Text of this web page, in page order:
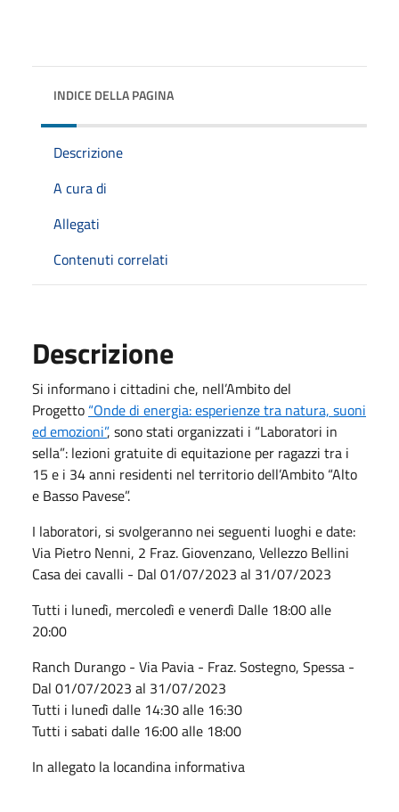
INDICE DELLA PAGINA
Descrizione
A cura di
Allegati
Contenuti correlati
Descrizione
Si informano i cittadini che, nell’Ambito del
Progetto “Onde di energia: esperienze tra natura, suoni
ed emozioni”, sono stati organizzati i “Laboratori in
sella”: lezioni gratuite di equitazione per ragazzi tra i
15 e i 34 anni residenti nel territorio dell’Ambito “Alto
e Basso Pavese”.
I laboratori, si svolgeranno nei seguenti luoghi e date:
Via Pietro Nenni, 2 Fraz. Giovenzano, Vellezzo Bellini
Casa dei cavalli - Dal 01/07/2023 al 31/07/2023
Tutti i lunedì, mercoledì e venerdì Dalle 18:00 alle
20:00
Ranch Durango - Via Pavia - Fraz. Sostegno, Spessa -
Dal 01/07/2023 al 31/07/2023
Tutti i lunedì dalle 14:30 alle 16:30
Tutti i sabati dalle 16:00 alle 18:00
In allegato la locandina informativa